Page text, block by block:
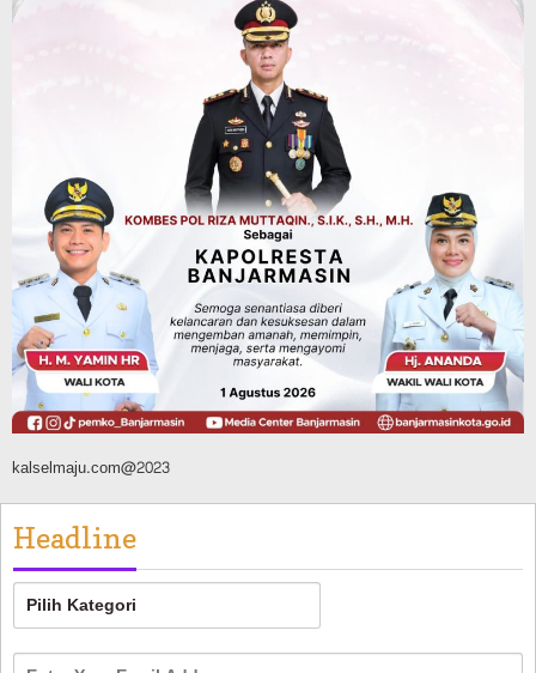
Tahura Sultan Adam Sempat Alami
Kebakaran Lahan, Api Berhasil
Dipadamkan, Kadishut Kalsel
Memimpin Langsung Aksi di Lapangan
Advertorial Pemkab Balangan
Silaturahmi ke DPRD Balangan, Kapolres
AKBP Arif Mansyur Perkuat Koordinasi
Keamanan Daerah
Agustus 6, 2026
kalselmaju.com@2023
Headline
Headline